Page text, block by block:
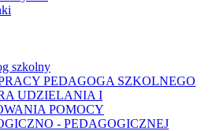
szkolny
PEDAGOGA SZKOLNEGO
UDZIELANIA I
POMOCY
- PEDAGOGICZNEJ